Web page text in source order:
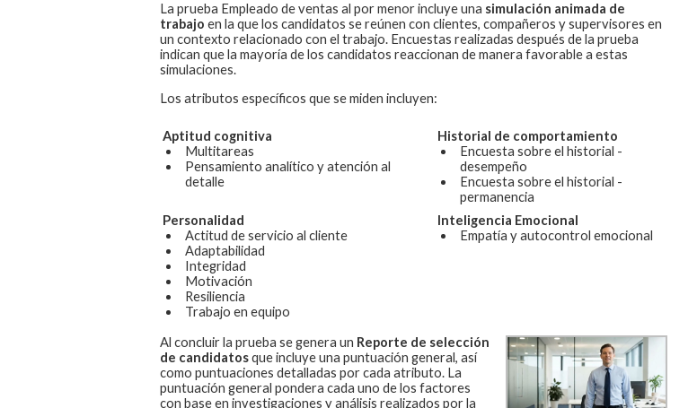
La prueba Empleado de ventas al por menorincluye una simulación animada de
trabajo en la que los candidatos se reúnen con clientes, compañeros y supervisores en
un contexto relacionado con el trabajo. Encuestas realizadas después de la prueba
indican que la mayoría de los candidatos reaccionan de manera favorable a estas
simulaciones.
Los atributos específicos que se miden incluyen:
Aptitud cognitiva
Multitareas
Pensamiento analítico y atención al
detalle
Historial de comportamiento
Encuesta sobre el historial -
desempeño
Encuesta sobre el historial -
permanencia
Personalidad
Actitud de servicio al cliente
Adaptabilidad
Integridad
Motivación
Resiliencia
Trabajo en equipo
Inteligencia Emocional
Empatía y autocontrol emocional
Al concluir la prueba se genera un Reporte de selección
de candidatosque incluye una puntuación general, así
como puntuaciones detalladas por cada atributo. La
puntuación general pondera cada uno de los factores
con base en investigaciones y análisis realizados por la